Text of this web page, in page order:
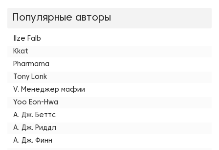
Популярные авторы
Ilze Falb
Kkat
Pharmama
Tony Lonk
V. Менеджер мафии
Yoo Eon-Hwa
А. Дж. Беттс
А. Дж. Риддл
А. Дж. Финн